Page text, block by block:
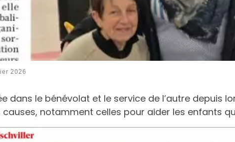
2026
dans le bénévolat et le service de l’autre depuis
notamment celles pour aider les enfants